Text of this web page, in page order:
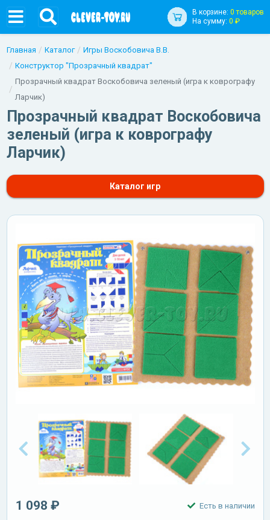
В корзине: 0 товаров
На сумму: 0 ₽
Главная Каталог
Игры Воскобовича В.В.
Конструктор "Прозрачный квадрат"
Прозрачный квадрат Воскобовича зеленый (игра к коврографу
Ларчик)
Прозрачный квадрат Воскобовича
зеленый (игра к коврографу
Ларчик)
Каталог игр
1 098 ₽ Есть в наличии